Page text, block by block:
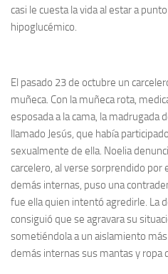
casi le cuesta la vida al estar a
hipoglucémico.
El pasado 23 de octubre un
muñeca. Con la muñeca rota,
esposada a la cama, la madrugada
llamado Jesús, que había
sexualmente de ella. Noelia
carcelero, al verse sorprendido por
demás internas, puso una
fue ella quien intentó agredirle. La
consiguió que se agravara su
sometiéndola a un aislamiento
demás internas sus mantas y ropa